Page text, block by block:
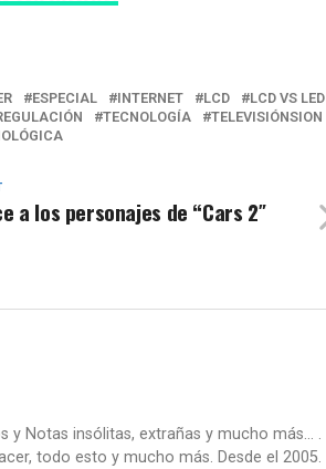
ESPECIAL INTERNET LCD
LCD VS LED
TECNOLOGÍA
TELEVISIÓNSION
a los personajes de “Cars 2″
y Notas insólitas, extrañas y mucho más... .
todo esto y mucho más. Desde el 2005.